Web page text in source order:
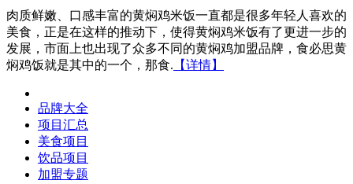
肉质鲜嫩、口感丰富的黄焖鸡米饭一直都是很多年轻人喜欢的
美食，正是在这样的推动下，使得黄焖鸡米饭有了更进一步的
发展，市面上也出现了众多不同的黄焖鸡加盟品牌，食必思黄
焖鸡饭就是其中的一个，那食. 【详情】
品牌大全
项目汇总
美食项目
饮品项目
加盟专题